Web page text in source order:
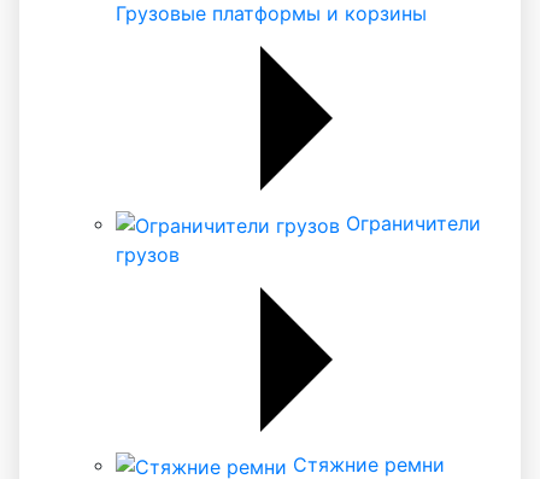
Грузовые платформы и корзины
Ограничители
грузов
Стяжние ремни